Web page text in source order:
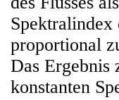
proportional
Das Ergebnis
konstanten